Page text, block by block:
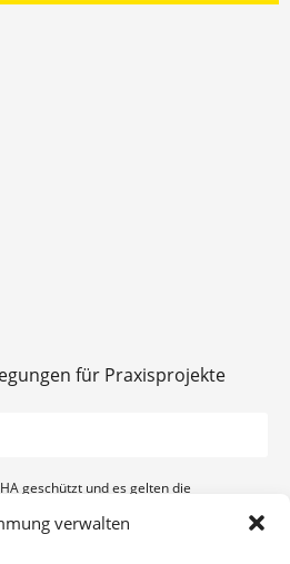
verwalten
für Praxisprojekte
geschützt und es gelten die